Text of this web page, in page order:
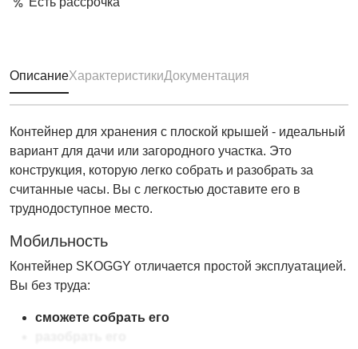
ОписаниеХарактеристикиДокументация
Контейнер для хранения с плоской крышей - идеальный
вариант для дачи или загородного участка. Это
конструкция, которую легко собрать и разобрать за
считанные часы. Вы с легкостью доставите его в
труднодоступное место.
Мобильность
Контейнер SKOGGY отличается простой эксплуатацией.
Вы без труда:
сможете собрать его